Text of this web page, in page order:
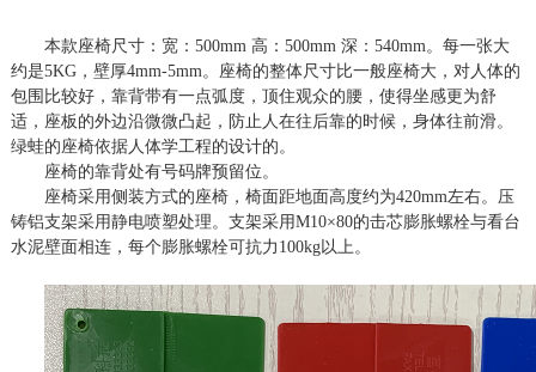
本款座椅尺寸：宽：500mm 高：500mm 深：540mm。每一张大
约是5KG，壁厚4mm-5mm。座椅的整体尺寸比一般座椅大，对人体的
包围比较好，靠背带有一点弧度，顶住观众的腰，使得坐感更为舒
适，座板的外边沿微微凸起，防止人在往后靠的时候，身体往前滑。
绿蛙的座椅依据人体学工程的设计的。
座椅的靠背处有号码牌预留位。
座椅采用侧装方式的座椅，椅面距地面高度约为420mm左右。压
铸铝支架采用静电喷塑处理。支架采用M10×80的击芯膨胀螺栓与看台
水泥壁面相连，每个膨胀螺栓可抗力100kg以上。